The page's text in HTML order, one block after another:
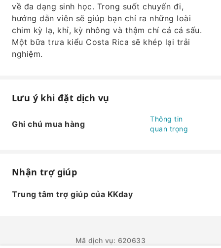
về đa dạng sinh học. Trong suốt chuyến đi,
hướng dẫn viên sẽ giúp bạn chỉ ra những loài
chim kỳ lạ, khỉ, kỳ nhông và thậm chí cả cá sấu.
Một bữa trưa kiểu Costa Rica sẽ khép lại trải
nghiệm.
Lưu ý khi đặt dịch vụ
Ghi chú mua hàng
Thông tin
quan trọng
Nhận trợ giúp
Trung tâm trợ giúp của KKday
Mã dịch vụ: 620633